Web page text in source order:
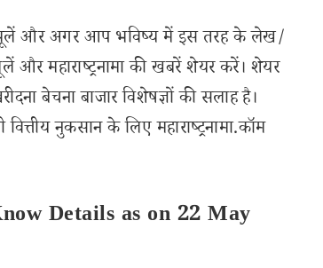
और अगर आप भविष्य में इस तरह के लेख/
और महाराष्ट्रनामा की खबरें शेयर करें। शेयर
बेचना बाजार विशेषज्ञों की सलाह है।
नुकसान के लिए महाराष्ट्रनामा.कॉम
Details as on 22 May